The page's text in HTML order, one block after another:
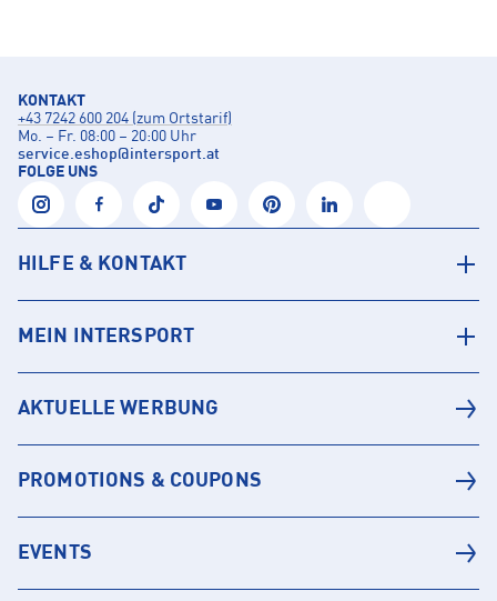
KONTAKT
+43 7242 600 204 (zum Ortstarif)
Mo. – Fr. 08:00 – 20:00 Uhr
service.eshop@intersport.at
FOLGE UNS
HILFE & KONTAKT
MEIN INTERSPORT
AKTUELLE WERBUNG
PROMOTIONS & COUPONS
EVENTS